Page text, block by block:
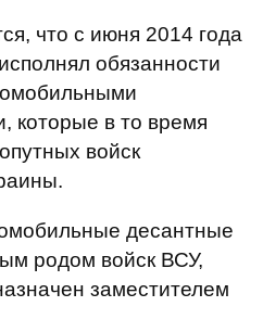
что с июня 2014 года
обязанности
которые в то время
войск
десантные
родом войск ВСУ,
заместителем